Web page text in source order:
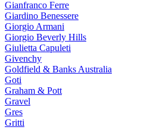
Gianfranco Ferre
Giardino Benessere
Giorgio Armani
Giorgio Beverly Hills
Giulietta Capuleti
Givenchy
Goldfield & Banks Australia
Goti
Graham & Pott
Gravel
Gres
Gritti